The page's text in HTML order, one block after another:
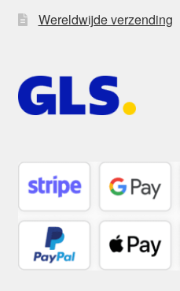
Wereldwijde verzending